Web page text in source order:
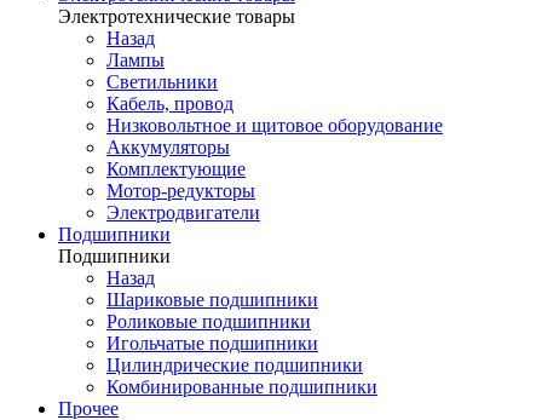
Электротехнические товары
Назад
Лампы
Светильники
Кабель, провод
Низковольтное и щитовое оборудование
Аккумуляторы
Комплектующие
Мотор-редукторы
Электродвигатели
Подшипники
Подшипники
Назад
Шариковые подшипники
Роликовые подшипники
Игольчатые подшипники
Цилиндрические подшипники
Комбинированные подшипники
Прочее